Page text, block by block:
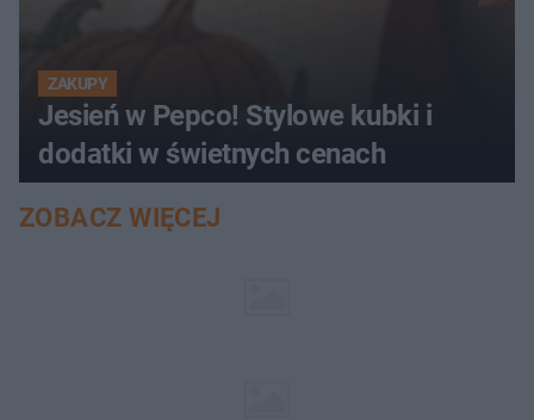
ZAKUPY
Jesień w Pepco! Stylowe kubki i
dodatki w świetnych cenach
ZOBACZ WIĘCEJ